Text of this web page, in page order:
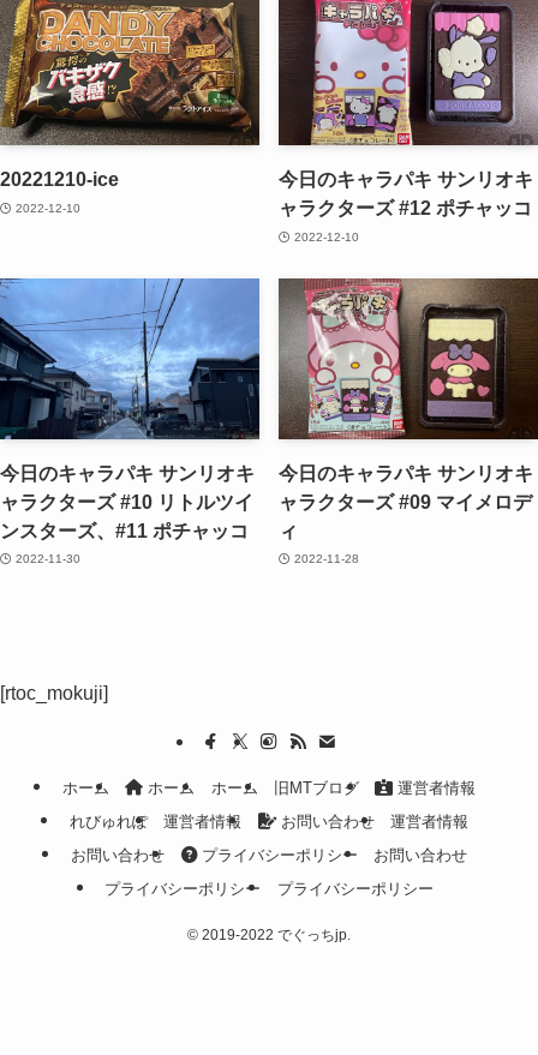
20221210-ice
2022-12-10
今日のキャラパキ サンリオキ
ャラクターズ #12 ポチャッコ
2022-12-10
今日のキャラパキ サンリオキ
ャラクターズ #10 リトルツイ
ンスターズ、#11 ポチャッコ
2022-11-30
今日のキャラパキ サンリオキ
ャラクターズ #09 マイメロデ
ィ
2022-11-28
[rtoc_mokuji]
ホーム ホーム ホーム 旧MTブログ
運営者情報
れびゅれぽ
運営者情報 お問い合わせ
運営者情報
お問い合わせ
プライバシーポリシー
お問い合わせ
プライバシーポリシー
プライバシーポリシー
© 2019-2022 でぐっちjp.